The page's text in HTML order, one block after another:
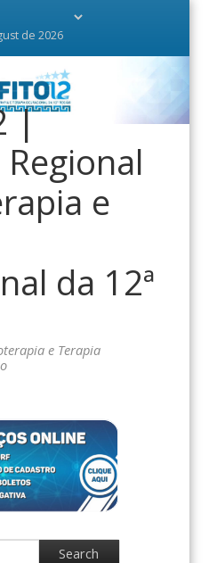
de 2026
|
e
da 12ª
e Terapia